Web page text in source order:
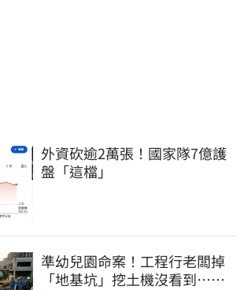
外資砍逾2萬張！國家隊7億護
盤「這檔」
準幼兒園命案！工程行老闆掉
「地基坑」挖土機沒看到…下